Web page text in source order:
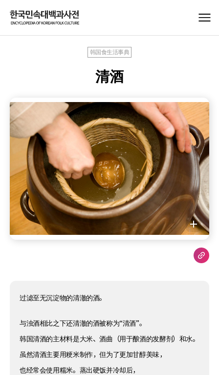
韩国食生活事典
清酒
过滤至无沉淀物的清澈的酒。
与浊酒相比之下还清澈的酒被称为“清酒”。
韩国清酒的主材料是大米、酒曲（用于酿酒的发酵剂）和水。
虽然清酒主要用粳米制作，但为了更加甘醇美味，
也经常会使用糯米。蒸出硬饭并冷却后，